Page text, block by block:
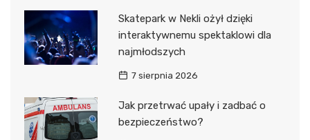
Skatepark w Nekli ożył dzięki
interaktywnemu spektaklowi dla
najmłodszych
7 sierpnia 2026
Jak przetrwać upały i zadbać o
bezpieczeństwo?